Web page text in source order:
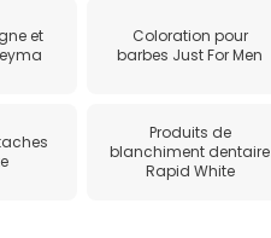
et
Coloration pour
barbes Just For Men
Produits de
blanchiment dentaire
Rapid White